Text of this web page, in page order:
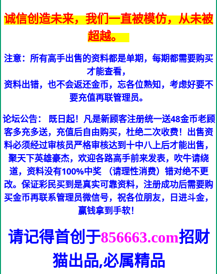
诚信创造未来，我们一直被模仿，从未被
超越。
注意：所有高手出售的资料都是单期，每期都需要购买
才能查看，
资料出错，也不会返还金币，忘各位熟知，考虑好要不
要充值再联管理员。
论坛公告： 既日起！凡是新顾客注册统一送48金币老顾
客多充多送，充值后自由购买，杜绝二次收费！出售资
料必须经过审核员严格审核达到十中八上后才能出售，
聚天下英雄豪杰，欢迎各路高手前来发表，吹牛请绕
道，资料没有100%中奖 （请理性消费）错对绝不更
改。保证彩民买到是真实可靠资料，注册成功后需要购
买金币再联系管理员微信号，祝各位朋友，日进斗金，
赢钱拿到手软！
请记得首创于856663.com招财
猫出品,必属精品